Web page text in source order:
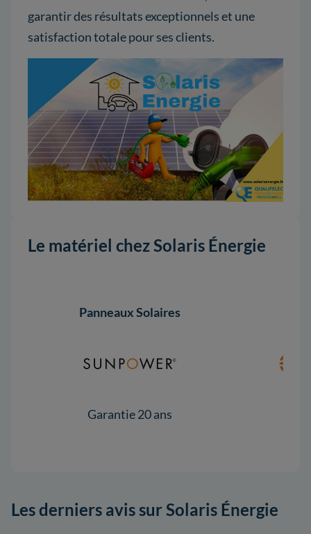
garantir des résultats exceptionnels et une
satisfaction totale pour ses clients.
Le matériel chez Solaris Énergie
Panneaux Solaires
Garantie 20 ans
Les derniers avis sur Solaris Énergie